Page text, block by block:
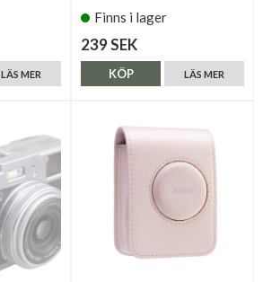
LÄS MER
Finns i lager
239 SEK
LÄS MER
KÖP